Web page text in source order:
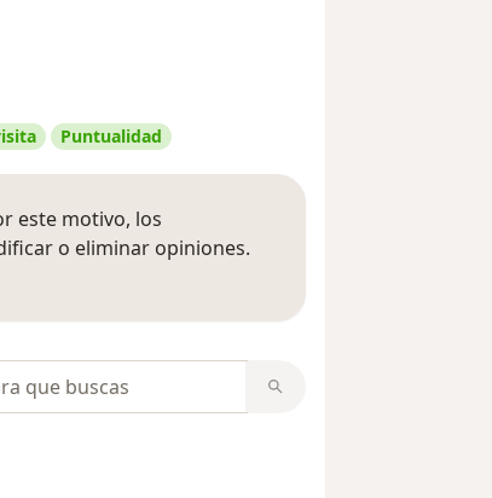
Puntualidad
este motivo, los
o eliminar opiniones.